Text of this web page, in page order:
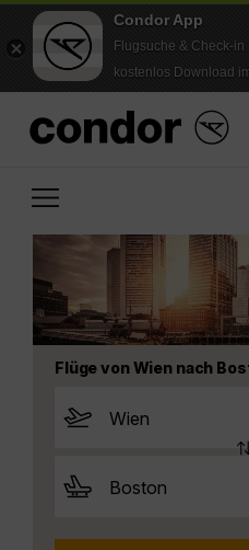
Condor App
Flugsuche & Check-in
kostenlos Download
Flüge von Wien nach